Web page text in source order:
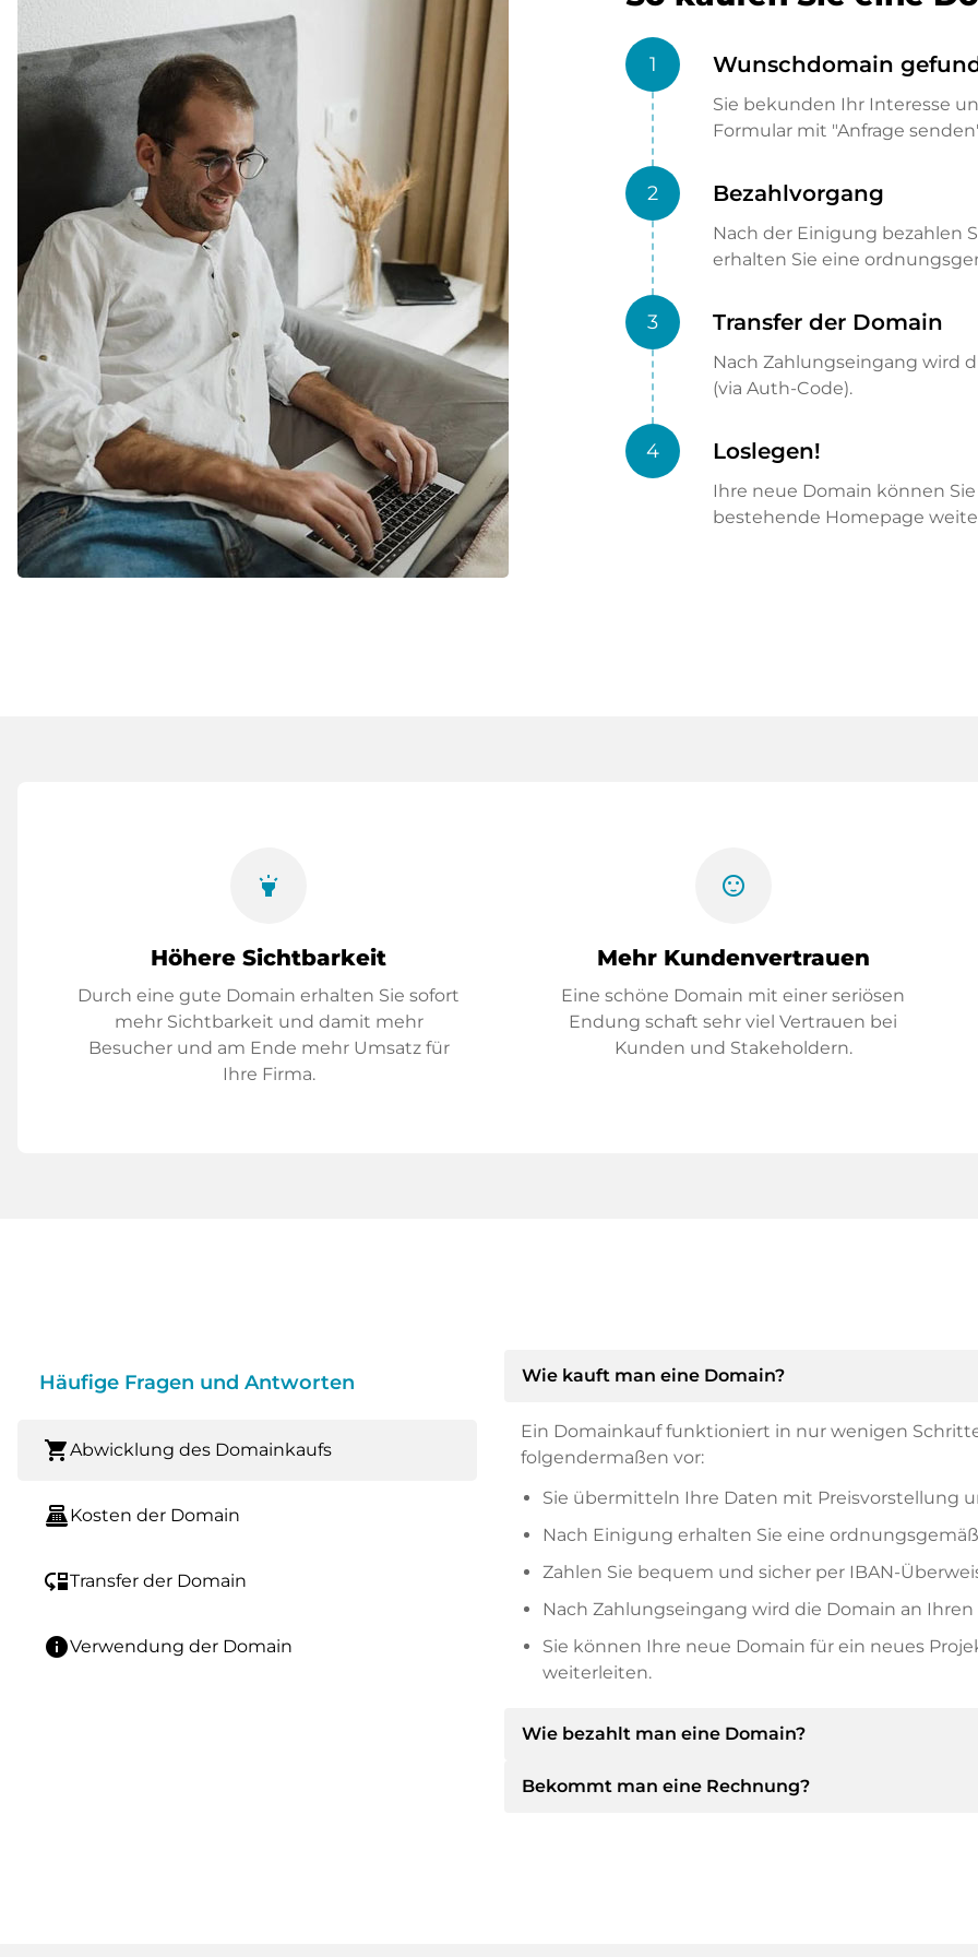
1 Wunschdomain
Sie bekunden Ihr Interesse
Formular mit "Anfrage
2 Bezahlvorgang
Nach der Einigung bezahlen
erhalten Sie eine
3 Transfer der Domain
Nach Zahlungseingang wird
(via Auth-Code).
4 Loslegen!
Ihre neue Domain können
bestehende Homepage
highlight
Höhere Sichtbarkeit
Durch eine gute Domain erhalten Sie sofort
mehr Sichtbarkeit und damit mehr
Besucher und am Ende mehr Umsatz für
Ihre Firma.
sentiment_satisfied
Mehr Kundenvertrauen
Eine schöne Domain mit einer seriösen
Endung schaft sehr viel Vertrauen bei
Kunden und Stakeholdern.
Häufige Fragen und Antworten
shopping_cartAbwicklung des Domainkaufs
point_of_saleKosten der Domain
move_downTransfer der Domain
infoVerwendung der Domain
Wie kauft man eine Domain?
Ein Domainkauf funktioniert in nur wenigen
folgendermaßen vor:
Sie übermitteln Ihre Daten mit Preisvorstellung
Nach Einigung erhalten Sie eine
Zahlen Sie bequem und sicher per IBAN-
Nach Zahlungseingang wird die Domain an
Sie können Ihre neue Domain für ein neues
weiterleiten.
Wie bezahlt man eine Domain?
Nach einer Einigung wird der Inhaber Ihnen die
Bekommt man eine Rechnung?